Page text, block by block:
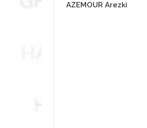
AZEMOUR Arezki